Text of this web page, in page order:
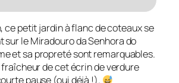
ce petit jardin à flanc de coteaux se
sur le Miradouro da Senhora do
et sa propreté sont remarquables.
de cet écrin de verdure
pause (oui déjà !).